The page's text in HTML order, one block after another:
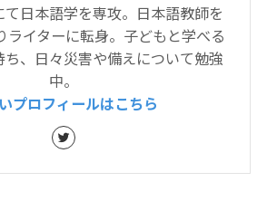
日本語学を専攻。日本語教師を
ライターに転身。子どもと学べる
、日々災害や備えについて勉強
中。
プロフィールはこちら